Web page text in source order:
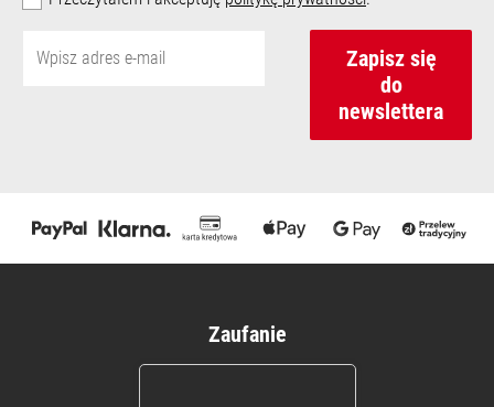
Zapisz się
do
newslettera
Zaufanie